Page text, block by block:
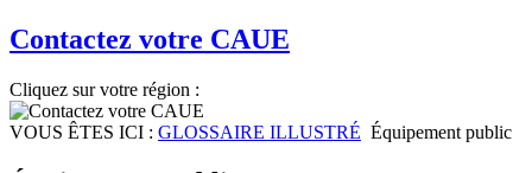
Contactez votre CAUE
Cliquez sur votre région :
VOUS ÊTES ICI : GLOSSAIRE ILLUSTRÉ Équipement public